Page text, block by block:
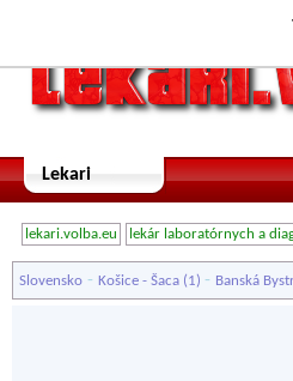
Lekari
lekari.volba.eu lekár laboratórnych a
Slovensko - Košice - Šaca (1) - Banská